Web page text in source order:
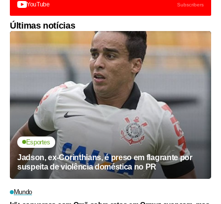
YouTube Subscribers
Últimas notícias
Esportes
Jadson, ex-Corinthians, é preso em flagrante por
suspeita de violência doméstica no PR
Mundo